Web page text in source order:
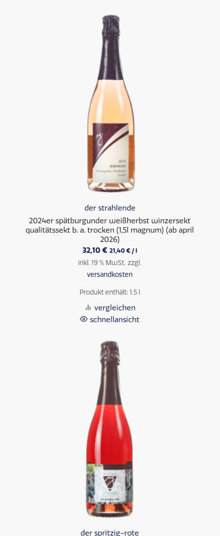
der strahlende
2024er spätburgunder weißherbst winzersekt
qualitätssekt b. a. trocken (1,5l magnum) (ab april
2026)
32,10€ 21,40€ /l
inkl. 19 % MwSt. zzgl.
versandkosten
Produkt enthält: 1,5
vergleichen
schnellansicht
der spritzig-rote